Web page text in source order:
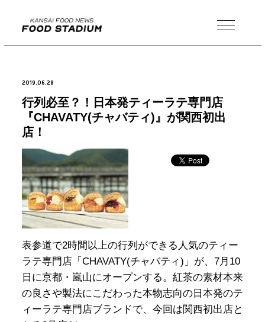
MENU
2019.06.28
行列必至？！日本発ティーラテ専門店
『CHAVATY(チャバティ)』が関西初出
店！
表参道で2時間以上の行列ができる人気のティー
ラテ専門店「CHAVATY(チャバティ)」が、7月10
日に京都・嵐山にオープンする。紅茶の素材本来
の良さや製法にこだわった本物志向の日本発のテ
ィーラテ専門店ブランドで、今回は関西初出店と